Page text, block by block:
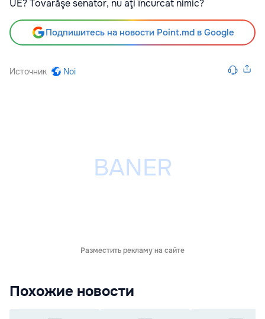
UE? Tovarăşe senator, nu aţi încurcat nimic?
Подпишитесь на новости Point.md в Google
Источник Noi
Разместить рекламу на сайте
Похожие новости